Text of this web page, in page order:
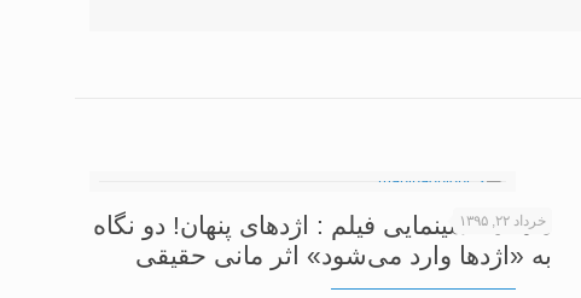
خرداد ۲۲, ۱۳۹۵
ماهنامه سینمایی فیلم : اژدهای پنهان! دو نگاه
به «اژدها وارد می‌شود» اثر مانی حقیقی